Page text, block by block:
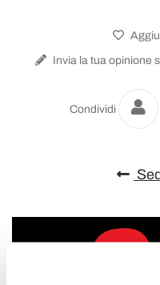
Invia la tua opinione
Condividi